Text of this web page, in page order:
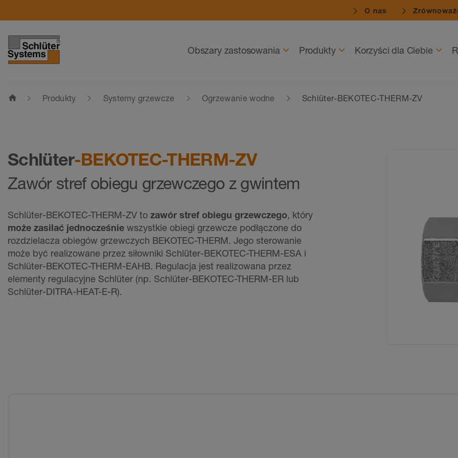
O nas
Obszary zastosowania Produkty Korzyści dla Ciebie
home Produkty Systemy grzewcze Ogrzewanie wodne Schlüter-BEKOTEC-THERM-ZV
Schlüter-BEKOTEC-THERM-ZV
Zawór stref obiegu grzewczego z gwintem
Schlüter-BEKOTEC-THERM-ZV to zawór stref obiegu grzewczego, który
może zasilać jednocześnie wszystkie obiegi grzewcze podłączone do
rozdzielacza obiegów grzewczych BEKOTEC-THERM. Jego sterowanie
może być realizowane przez siłowniki Schlüter-BEKOTEC-THERM-ESA i
Schlüter-BEKOTEC-THERM-EAHB. Regulacja jest realizowana przez
elementy regulacyjne Schlüter (np. Schlüter-BEKOTEC-THERM-ER lub
Schlüter-DITRA-HEAT-E-R).